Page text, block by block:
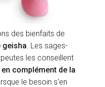
des bienfaits de
geisha . Les sages-
les conseillent
en complément de la
le besoin s'en